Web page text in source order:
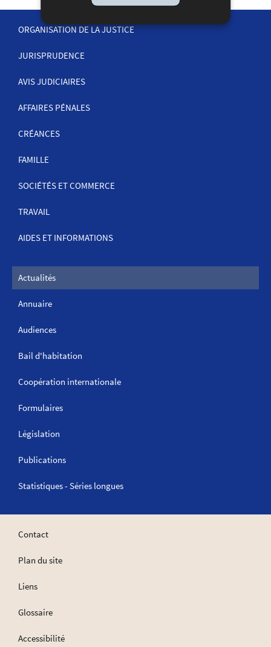
MENU
DE
NAVIGATION
ORGANISATION DE LA JUSTICE
JURISPRUDENCE
AVIS JUDICIAIRES
AFFAIRES PÉNALES
CRÉANCES
FAMILLE
SOCIÉTÉS ET COMMERCE
TRAVAIL
AIDES ET INFORMATIONS
Actualités
Annuaire
Audiences
Bail d'habitation
Coopération internationale
Formulaires
Législation
Publications
Statistiques - Séries longues
Contact
Plan du site
Liens
Glossaire
Accessibilité